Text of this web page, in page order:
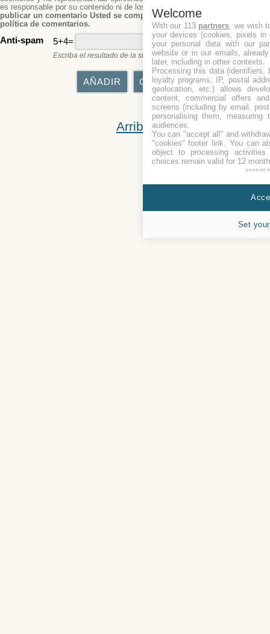
es responsable por su contenido ni de los daños que puedan causar.
publicar un comentario Usted se compromete a cumplir con nuestra
política de comentarios.
Anti-spam 5+4=
Escriba el resultado de la suma o resta.
Arriba
Welcome
With our 113 partners , we wish
your devices (cookies, pixels
your personal data with our
website or in our emails,
later, including in other contexts.
Processing this data (identifiers,
loyalty programs, IP, postal
geolocation, etc.) allows
content, commercial offers
screens (including by email,
personalising them, measuring
audiences.
You can "accept all" and
"cookies" footer link . You can
object to processing
choices remain valid for 12
powered
Set